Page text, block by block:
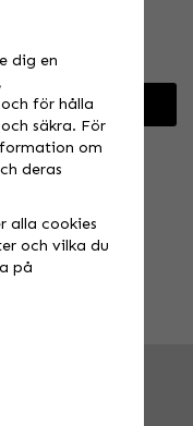
dig en
för hålla
säkra. För
om
deras
alla cookies
och vilka du
på